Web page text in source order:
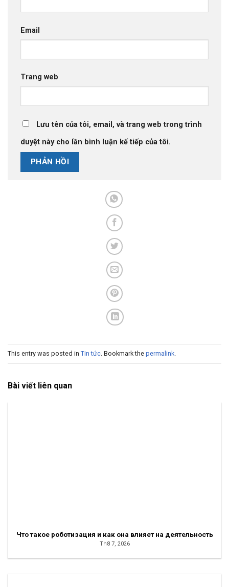
Email
Trang web
Lưu tên của tôi, email, và trang web trong trình
duyệt này cho lần bình luận kế tiếp của tôi.
This entry was posted in Tin tức . Bookmark the permalink
Bài viết liên quan
Что такое роботизация и как она влияет на деятельность
Th8 7, 2026